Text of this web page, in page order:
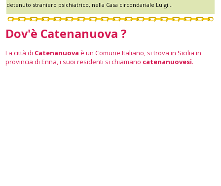
detenuto straniero psichiatrico, nella Casa circondariale Luigi...
Dov'è Catenanuova ?
La città di Catenanuova è un Comune Italiano, si trova in Sicilia in
provincia di Enna, i suoi residenti si chiamano catenanuovesi.